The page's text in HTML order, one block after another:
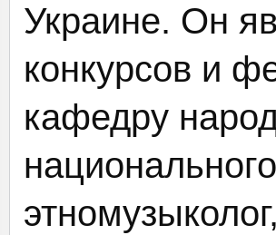
Украине. Он
конкурсов и
кафедру